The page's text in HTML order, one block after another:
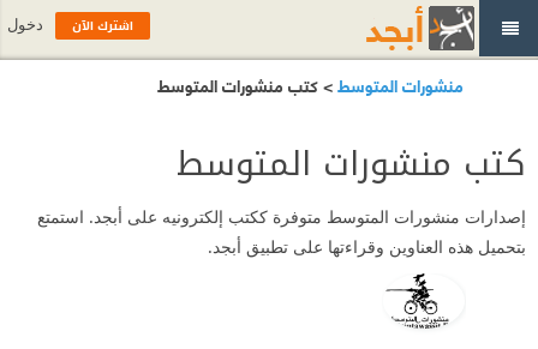
منشورات المتوسط> كتب منشورات المتوسط
كتب منشورات المتوسط
إصدارات منشورات المتوسط متوفرة ككتب إلكترونيه على أبجد. استمتع
بتحميل هذه العناوين وقراءتها على تطبيق أبجد.
اشترك الآن دخول